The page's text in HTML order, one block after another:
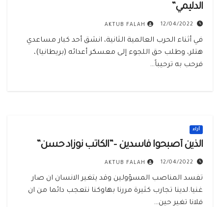
الدليمي”
12/04/2022
AKTUB FALAH
في أثناء الحرب العالمية الثانية، انشق أحد كبار مساعدي
هتلر، وطلب حق اللجوء إلى معسكر أعدائه (بريطانيا)،
فرحب به ترحيباً…
الذين أصبحوا فاسدين –”الكاتب نوزاد حسن”
12/04/2022
AKTUB FALAH
تفسد المناصب المسؤولين وقد يتغير الانسان ان صار
غنيا.لدينا تجارب كثيرة مررنا بهاوكنا نتعجب دائما من ان
فلانا تغير حين…